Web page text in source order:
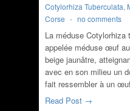
Cotylorhiza Tuberculata,
Corse - no comments
La méduse Cotylorhiza
appelée méduse œuf
beige jaunâtre,
avec en son milieu un
fait ressembler à un
Read Post →